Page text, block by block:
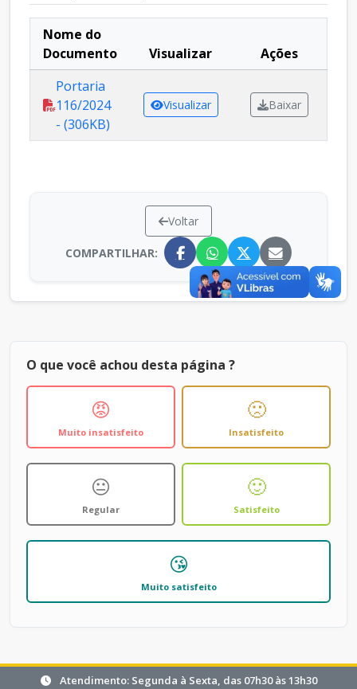
Nome do
Documento
Visualizar
Ações
Portaria
116/2024
- (306KB)
Visualizar Baixar
Voltar
COMPARTILHAR:
O que você achou desta página ?
😡
Muito insatisfeito
🙁
Insatisfeito
😐
Regular
🙂
Satisfeito
😘
Muito satisfeito
Atendimento: Segunda à Sexta, das 07h30 às 13h30